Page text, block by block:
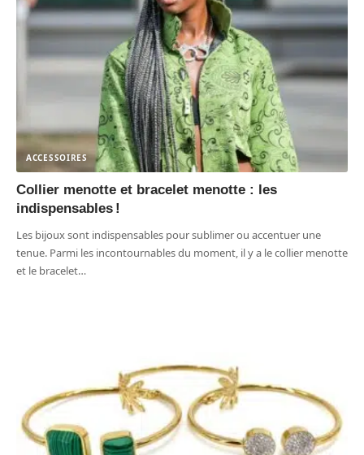
ACCESSOIRES
Collier menotte et bracelet menotte : les
indispensables !
Les bijoux sont indispensables pour sublimer ou accentuer une
tenue. Parmi les incontournables du moment, il y a le collier menotte
et le bracelet…